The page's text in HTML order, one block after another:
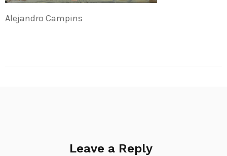
Alejandro Campins
Leave a Reply